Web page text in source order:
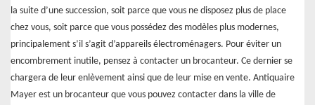
la suite d’une succession, soit parce que vous ne disposez plus de place
chez vous, soit parce que vous possédez des modèles plus modernes,
principalement s’il s’agit d’appareils électroménagers. Pour éviter un
encombrement inutile, pensez à contacter un brocanteur. Ce dernier se
chargera de leur enlèvement ainsi que de leur mise en vente. Antiquaire
Mayer est un brocanteur que vous pouvez contacter dans la ville de